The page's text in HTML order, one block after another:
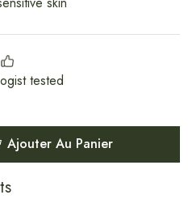
tested
Ajouter Au Panier